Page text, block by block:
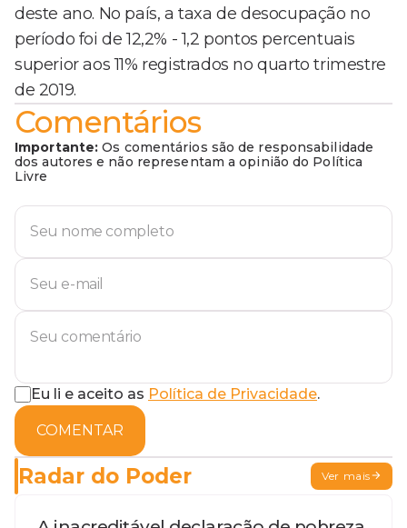
deste ano. No país, a taxa de desocupação no
período foi de 12,2% - 1,2 pontos percentuais
superior aos 11% registrados no quarto trimestre
de 2019.
Comentários
Importante: Os comentários são de responsabilidade
dos autores e não representam a opinião do Política
Livre
Eu li e aceito as Política de Privacidade.
COMENTAR
Radar do Poder Ver mais